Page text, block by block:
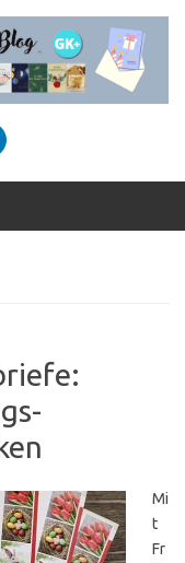
Mi
t
Fr